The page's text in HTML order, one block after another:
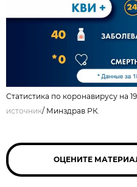
Статистика по коронавирусу на
источник/ Минздрав РК.
ОЦЕНИТЕ